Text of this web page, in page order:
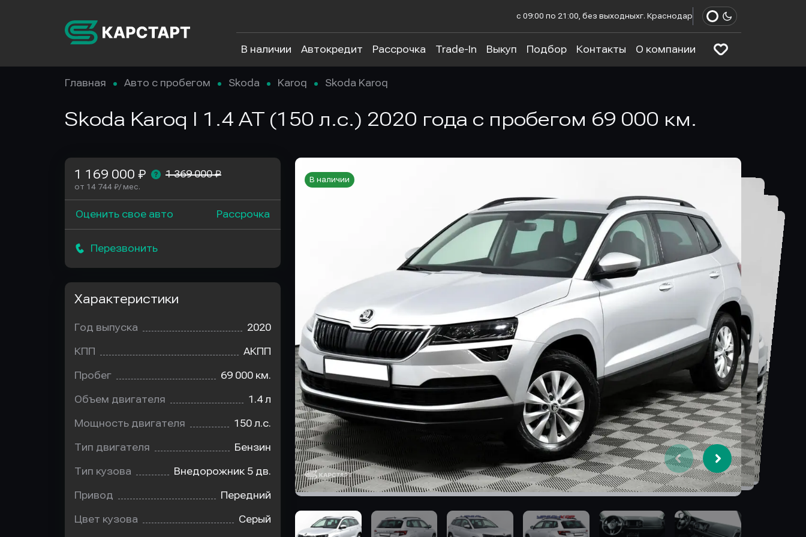
с 09:00 по 21:00, без выходныхг. Краснодар
В наличии Автокредит Рассрочка Trade-In Выкуп Подбор Контакты О компании
Главная Авто с пробегом Skoda Karoq Skoda Karoq
Skoda Karoq I 1.4 AT (150 л.с.) 2020 года с пробегом 69 000 км.
В наличии
1 169 000 ₽ 1 369 000 ₽
от 14 744 ₽/ мес.
Оценить свое авто Рассрочка
Перезвонить
Характеристики
Год выпуска 2020
КПП АКПП
Пробег 69 000 км.
Объем двигателя 1.4 л
Мощность двигателя 150 л.с.
Тип двигателя Бензин
Тип кузова Внедорожник 5 дв.
Привод Передний
Цвет кузова Серый